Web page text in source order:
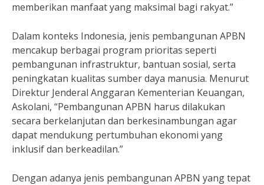
memberikan manfaat yang maksimal bagi rakyat.”
Dalam konteks Indonesia, jenis pembangunan APBN
mencakup berbagai program prioritas seperti
pembangunan infrastruktur, bantuan sosial, serta
peningkatan kualitas sumber daya manusia. Menurut
Direktur Jenderal Anggaran Kementerian Keuangan,
Askolani, “Pembangunan APBN harus dilakukan
secara berkelanjutan dan berkesinambungan agar
dapat mendukung pertumbuhan ekonomi yang
inklusif dan berkeadilan.”
Dengan adanya jenis pembangunan APBN yang tepat